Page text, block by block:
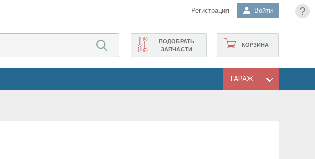
?
Регистрация Войти
КОРЗИНА
ПОДОБРАТЬ
ЗАПЧАСТИ
ГАРАЖ